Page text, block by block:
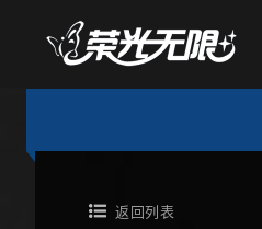
返回列表